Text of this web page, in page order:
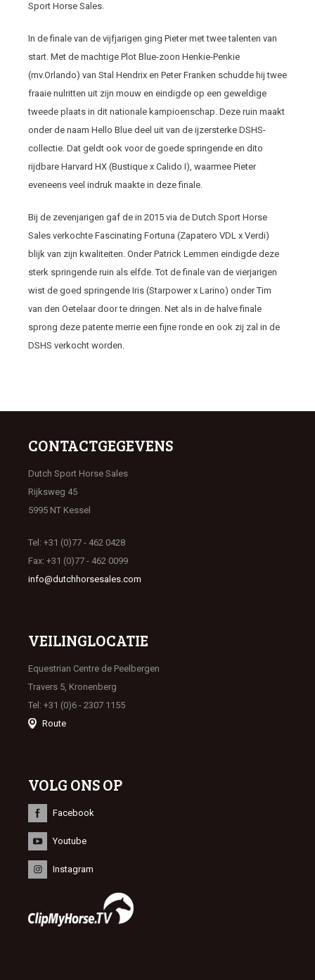
Sport Horse Sales.
In de finale van de vijfjarigen ging Pieter met twee talenten van
start. Met de machtige Plot Blue-zoon Henkie-Penkie
(mv.Orlando) van Stal Hendrix en Peter Franken schudde hij twee
fraaie nulritten uit zijn mouw en eindigde op een geweldige
tweede plaats in dit nationale kampioenschap. Deze ruin maakt
onder de naam Hello Blue deel uit van de ijzersterke DSHS-
collectie. Dat geldt ook voor de goede springende en dito
rijdbare Harvard HX (Bustique x Calido I), waarmee Pieter
eveneens veel indruk maakte in deze finale.
Bij de zevenjarigen gaf de in 2015 via de Dutch Sport Horse
Sales verkochte Fascinating Fortuna (Zapatero VDL x Verdi)
blijk van zijn kwaliteiten. Onder Patrick Lemmen eindigde deze
sterk springende ruin als elfde. Tot de finale van de vierjarigen
wist de goed springende Iris (Starpower x Larino) onder Tim
van den Oetelaar door te dringen. Net als in de halve finale
sprong deze patente merrie een fijne ronde en ook zij zal in de
DSHS verkocht worden.
CONTACTGEGEVENS
Dutch Sport Horse Sales
Rijksweg 45
5995 NT Kessel
Tel: +31 (0)77 - 462 0428
Fax: +31 (0)77 - 462 0099
info@dutchhorsesales.com
VEILINGLOCATIE
Equestrian Centre de Peelbergen
Travers 5, Kronenberg
Tel: +31 (0)6 - 2307 1155
Route
VOLG ONS OP
Facebook
Youtube
Instagram